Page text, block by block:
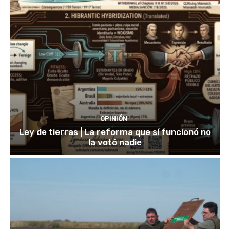
OPINIÓN
Ley de tierras | La reforma que sí funcionó no
la votó nadie